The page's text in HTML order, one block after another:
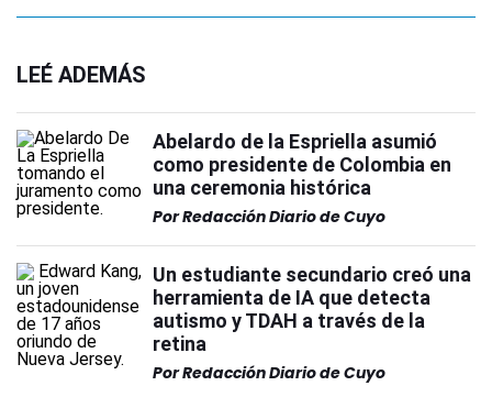
LEÉ ADEMÁS
Abelardo de la Espriella asumió
como presidente de Colombia en
una ceremonia histórica
PorRedacción Diario de Cuyo
Un estudiante secundario creó una
herramienta de IA que detecta
autismo y TDAH a través de la
retina
PorRedacción Diario de Cuyo